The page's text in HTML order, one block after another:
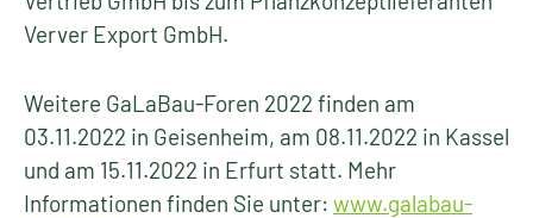
Verver Export GmbH.
Weitere GaLaBau-Foren 2022 finden am
03.11.2022 in Geisenheim, am 08.11.2022 in Kassel
und am 15.11.2022 in Erfurt statt. Mehr
Informationen finden Sie unter: www.galabau-